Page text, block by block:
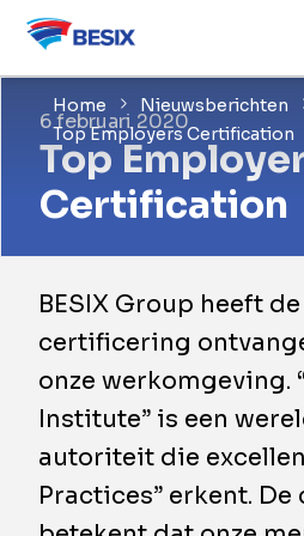
Home
Nieuwsberichten
Top Employers Certification
6 februari 2020
Top
Certification
BESIX Group heeft
certificering
onze werkomgeving.
Institute” is een
autoriteit die
Practices” erkent.